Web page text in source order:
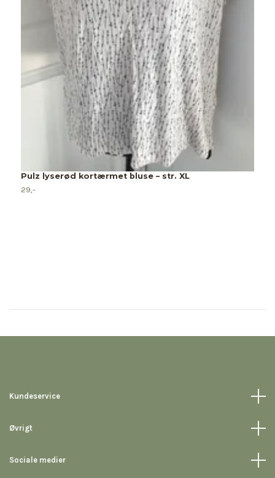
Pulz lyserød kortærmet bluse – str. XL
29,-
Kundeservice
Øvrigt
Sociale medier